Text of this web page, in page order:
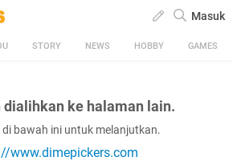
Masuk
STORY NEWS HOBBY GAMES
dialihkan ke halaman lain.
bawah ini untuk melanjutkan.
www.dimepickers.com